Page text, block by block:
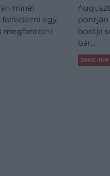
minél
egy
megfontolni
pontján
borítja
bár…
DRIVE-TIPP